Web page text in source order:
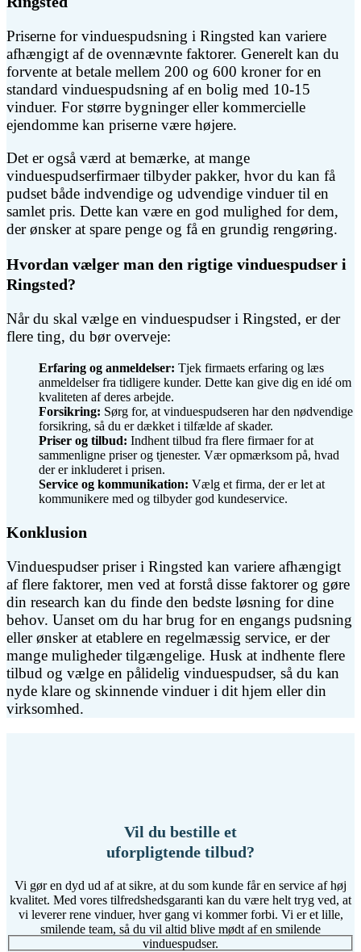
Priserne for vinduespudsning i Ringsted kan variere
afhængigt af de ovennævnte faktorer. Generelt kan du
forvente at betale mellem 200 og 600 kroner for en
standard vinduespudsning af en bolig med 10-15
vinduer. For større bygninger eller kommercielle
ejendomme kan priserne være højere.
Det er også værd at bemærke, at mange
vinduespudserfirmaer tilbyder pakker, hvor du kan få
pudset både indvendige og udvendige vinduer til en
samlet pris. Dette kan være en god mulighed for dem,
der ønsker at spare penge og få en grundig rengøring.
Hvordan vælger man den rigtige vinduespudser i
Ringsted?
Når du skal vælge en vinduespudser i Ringsted, er der
flere ting, du bør overveje:
Erfaring og anmeldelser: Tjek firmaets erfaring og læs
anmeldelser fra tidligere kunder. Dette kan give dig en idé om
kvaliteten af deres arbejde.
Forsikring: Sørg for, at vinduespudseren har den nødvendige
forsikring, så du er dækket i tilfælde af skader.
Priser og tilbud: Indhent tilbud fra flere firmaer for at
sammenligne priser og tjenester. Vær opmærksom på, hvad
der er inkluderet i prisen.
Service og kommunikation: Vælg et firma, der er let at
kommunikere med og tilbyder god kundeservice.
Konklusion
Vinduespudser priser i Ringsted kan variere afhængigt
af flere faktorer, men ved at forstå disse faktorer og gøre
din research kan du finde den bedste løsning for dine
behov. Uanset om du har brug for en engangs pudsning
eller ønsker at etablere en regelmæssig service, er der
mange muligheder tilgængelige. Husk at indhente flere
tilbud og vælge en pålidelig vinduespudser, så du kan
nyde klare og skinnende vinduer i dit hjem eller din
virksomhed.
Vil du bestille et
uforpligtende tilbud?
Vi gør en dyd ud af at sikre, at du som kunde får en service af høj
kvalitet. Med vores tilfredshedsgaranti kan du være helt tryg ved, at
vi leverer rene vinduer, hver gang vi kommer forbi. Vi er et lille,
smilende team, så du vil altid blive mødt af en smilende
vinduespudser.